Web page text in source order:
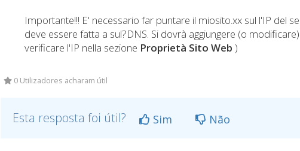
Importante!!! E' necessario far puntare il miosito.xx sul l'IP del
deve essere fatta a sul?DNS. Si dovrà aggiungere (o
verificare l'IP nella sezione Proprietà Sito Web )
0 Utilizadores acharam útil
Esta resposta foi útil? Sim Não